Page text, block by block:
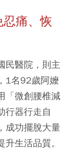
痛、恢
民醫院，則主
1名92歲阿嬤
「微創腰椎減
行器行走自
成功擺脫大量
生活品質。